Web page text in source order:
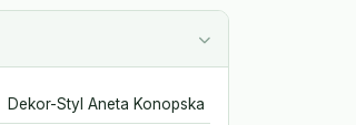
Dekor-Styl Aneta Konopska